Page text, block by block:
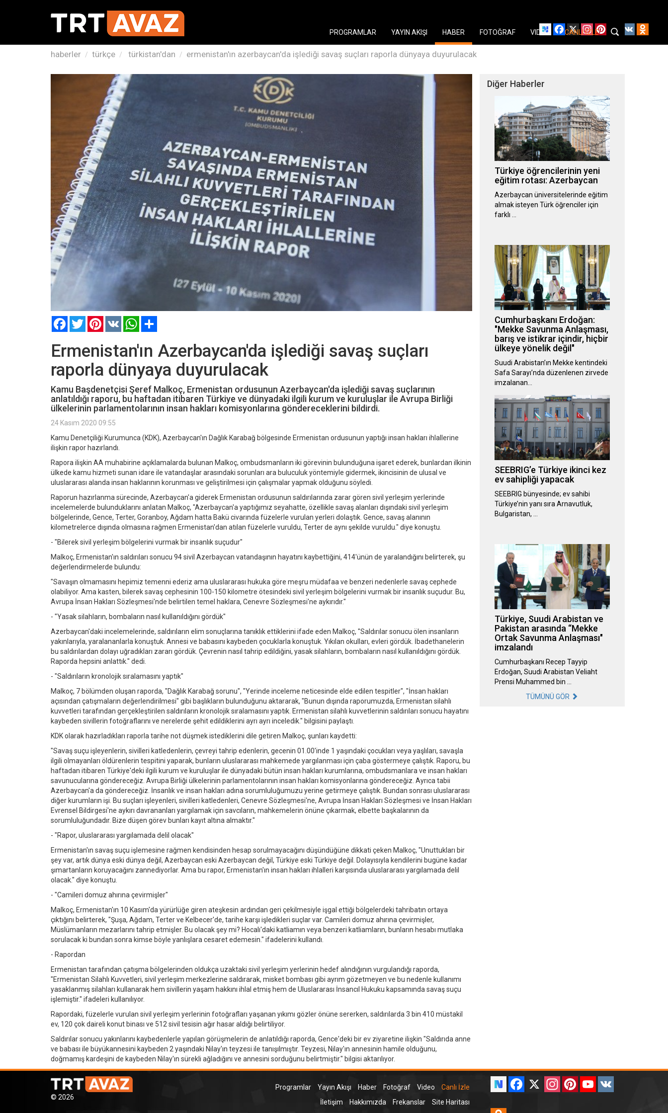
Facebook
X Instagram
PinterestYouTube
VK
PROGRAMLAR YAYIN AKIŞI HABER FOTOĞRAF VIDEO CANLI İZLE
haberler türkçe türkistan'dan ermenistan'ın azerbaycan'da işlediği savaş suçları raporla dünyaya duyurulacak
FacebookTwitterPinterest
VK WhatsApp
Ermenistan'ın Azerbaycan'da işlediği savaş suçları
raporla dünyaya duyurulacak
Kamu Başdenetçisi Şeref Malkoç, Ermenistan ordusunun Azerbaycan'da işlediği savaş suçlarının
anlatıldığı raporu, bu haftadan itibaren Türkiye ve dünyadaki ilgili kurum ve kuruluşlar ile Avrupa Birliği
ülkelerinin parlamentolarının insan hakları komisyonlarına göndereceklerini bildirdi.
24 Kasım 2020 09:55
Kamu Denetçiliği Kurumunca (KDK), Azerbaycan'ın Dağlık Karabağ bölgesinde Ermenistan ordusunun yaptığı insan hakları ihlallerine
ilişkin rapor hazırlandı.
Rapora ilişkin AA muhabirine açıklamalarda bulunan Malkoç, ombudsmanların iki görevinin bulunduğuna işaret ederek, bunlardan ilkinin
ülkede kamu hizmeti sunan idare ile vatandaşlar arasındaki sorunları ara buluculuk yöntemiyle gidermek, ikincisinin de ulusal ve
uluslararası alanda insan haklarının korunması ve geliştirilmesi için çalışmalar yapmak olduğunu söyledi.
Raporun hazırlanma sürecinde, Azerbaycan'a giderek Ermenistan ordusunun saldırılarında zarar gören sivil yerleşim yerlerinde
incelemelerde bulunduklarını anlatan Malkoç, "Azerbaycan'a yaptığımız seyahatte, özellikle savaş alanları dışındaki sivil yerleşim
bölgelerinde, Gence, Terter, Goranboy, Ağdam hatta Bakü civarında füzelerle vurulan yerleri dolaştık. Gence, savaş alanının
kilometrelerce dışında olmasına rağmen Ermenistan'dan atılan füzelerle vuruldu, Terter de aynı şekilde vuruldu." diye konuştu.
- "Bilerek sivil yerleşim bölgelerini vurmak bir insanlık suçudur"
Malkoç, Ermenistan'ın saldırıları sonucu 94 sivil Azerbaycan vatandaşının hayatını kaybettiğini, 414'ünün de yaralandığını belirterek, şu
değerlendirmelerde bulundu:
"Savaşın olmamasını hepimiz temenni ederiz ama uluslararası hukuka göre meşru müdafaa ve benzeri nedenlerle savaş cephede
olabiliyor. Ama kasten, bilerek savaş cephesinin 100-150 kilometre ötesindeki sivil yerleşim bölgelerini vurmak bir insanlık suçudur. Bu,
Avrupa İnsan Hakları Sözleşmesi'nde belirtilen temel haklara, Cenevre Sözleşmesi'ne aykırıdır."
- "Yasak silahların, bombaların nasıl kullanıldığını gördük"
Azerbaycan'daki incelemelerinde, saldırıların elim sonuçlarına tanıklık ettiklerini ifade eden Malkoç, "Saldırılar sonucu ölen insanların
yakınlarıyla, yaralananlarla konuştuk. Annesi ve babasını kaybeden çocuklarla konuştuk. Yıkılan okulları, evleri gördük. İbadethanelerin
bu saldırılardan dolayı uğradıkları zararı gördük. Çevrenin nasıl tahrip edildiğini, yasak silahların, bombaların nasıl kullanıldığını gördük.
Raporda hepsini anlattık." dedi.
- "Saldırıların kronolojik sıralamasını yaptık"
Malkoç, 7 bölümden oluşan raporda, "Dağlık Karabağ sorunu", "Yerinde inceleme neticesinde elde edilen tespitler", "İnsan hakları
açısından çatışmaların değerlendirilmesi" gibi başlıkların bulunduğunu aktararak, "Bunun dışında raporumuzda, Ermenistan silahlı
kuvvetleri tarafından gerçekleştirilen saldırıların kronolojik sıralamasını yaptık. Ermenistan silahlı kuvvetlerinin saldırıları sonucu hayatını
kaybeden sivillerin fotoğraflarını ve nerelerde şehit edildiklerini ayrı ayrı inceledik." bilgisini paylaştı.
KDK olarak hazırladıkları raporla tarihe not düşmek istediklerini dile getiren Malkoç, şunları kaydetti:
"Savaş suçu işleyenlerin, sivilleri katledenlerin, çevreyi tahrip edenlerin, gecenin 01.00'inde 1 yaşındaki çocukları veya yaşlıları, savaşla
ilgili olmayanları öldürenlerin tespitini yaparak, bunların uluslararası mahkemede yargılanması için çaba göstermeye çalıştık. Raporu, bu
haftadan itibaren Türkiye'deki ilgili kurum ve kuruluşlar ile dünyadaki bütün insan hakları kurumlarına, ombudsmanlara ve insan hakları
savunucularına göndereceğiz. Avrupa Birliği ülkelerinin parlamentolarının insan hakları komisyonlarına göndereceğiz. Ayrıca tabii
Azerbaycan'a da göndereceğiz. İnsanlık ve insan hakları adına sorumluluğumuzu yerine getirmeye çalıştık. Bundan sonrası uluslararası
diğer kurumların işi. Bu suçları işleyenleri, sivilleri katledenleri, Cenevre Sözleşmesi'ne, Avrupa İnsan Hakları Sözleşmesi ve İnsan Hakları
Evrensel Bildirgesi'ne aykırı davrananları yargılamak için savcıların, mahkemelerin önüne çıkarmak, elbette başkalarının da
sorumluluğundadır. Bize düşen görev bunları kayıt altına almaktır."
- "Rapor, uluslararası yargılamada delil olacak"
Ermenistan'ın savaş suçu işlemesine rağmen kendisinden hesap sorulmayacağını düşündüğüne dikkati çeken Malkoç, "Unuttukları bir
şey var, artık dünya eski dünya değil, Azerbaycan eski Azerbaycan değil, Türkiye eski Türkiye değil. Dolayısıyla kendilerini bugüne kadar
şımartanların koruyacağını zannediyorlar. Ama bu rapor, Ermenistan'ın insan hakları ihlalleri karşısında uluslararası yargılamada delil
olacak." diye konuştu.
- "Camileri domuz ahırına çevirmişler"
Malkoç, Ermenistan'ın 10 Kasım'da yürürlüğe giren ateşkesin ardından geri çekilmesiyle işgal ettiği bölgelerdeki tahribatın ortaya
çıktığını belirterek, "Şuşa, Ağdam, Terter ve Kelbecer'de, tarihe karşı işledikleri suçlar var. Camileri domuz ahırına çevirmişler,
Müslümanların mezarlarını tahrip etmişler. Bu olacak şey mi? Hocalı'daki katliamın veya benzeri katliamların, bunların hesabı mutlaka
sorulacak ki bundan sonra kimse böyle yanlışlara cesaret edemesin." ifadelerini kullandı.
- Rapordan
Ermenistan tarafından çatışma bölgelerinden oldukça uzaktaki sivil yerleşim yerlerinin hedef alındığının vurgulandığı raporda,
"Ermenistan Silahlı Kuvvetleri, sivil yerleşim merkezlerine saldırarak, misket bombası gibi ayrım gözetmeyen ve bu nedenle kullanımı
yasaklanmış silahları kullanarak hem sivillerin yaşam hakkını ihlal etmiş hem de Uluslararası İnsancıl Hukuku kapsamında savaş suçu
işlemiştir." ifadeleri kullanılıyor.
Rapordaki, füzelerle vurulan sivil yerleşim yerlerinin fotoğrafları yaşanan yıkımı gözler önüne sererken, saldırılarda 3 bin 410 müstakil
ev, 120 çok daireli konut binası ve 512 sivil tesisin ağır hasar aldığı belirtiliyor.
Saldırılar sonucu yakınlarını kaybedenlerle yapılan görüşmelerin de anlatıldığı raporda, Gence'deki bir ev ziyaretine ilişkin "Saldırıda anne
ve babası ile büyükannesini kaybeden 2 yaşındaki Nilay'ın teyzesi ile tanışılmıştır. Teyzesi, Nilay'ın annesinin hamile olduğunu,
doğmamış kardeşini de kaybeden Nilay'ın sürekli ağladığını ve annesini sorduğunu belirtmiştir." bilgisi aktarılıyor.
Diğer Haberler
Türkiye öğrencilerinin yeni
eğitim rotası: Azerbaycan
Azerbaycan üniversitelerinde eğitim
almak isteyen Türk öğrenciler için
farklı …
Cumhurbaşkanı Erdoğan:
"Mekke Savunma Anlaşması,
barış ve istikrar içindir, hiçbir
ülkeye yönelik değil"
Suudi Arabistan’ın Mekke kentindeki
Safa Sarayı’nda düzenlenen zirvede
imzalanan…
SEEBRIG’e Türkiye ikinci kez
ev sahipliği yapacak
SEEBRIG bünyesinde; ev sahibi
Türkiye’nin yanı sıra Arnavutluk,
Bulgaristan, …
Türkiye, Suudi Arabistan ve
Pakistan arasında “Mekke
Ortak Savunma Anlaşması"
imzalandı
Cumhurbaşkanı Recep Tayyip
Erdoğan, Suudi Arabistan Veliaht
Prensi Muhammed bin …
TÜMÜNÜ GÖR
© 2026
Programlar Yayın Akışı Haber Fotoğraf Video
Canlı İzle
İletişim
Hakkımızda Frekanslar Site Haritası
Facebook
X InstagramPinterestYouTube